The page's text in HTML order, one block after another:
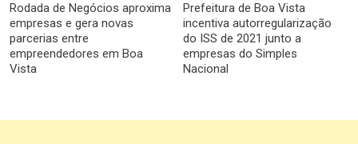
Rodada de Negócios aproxima
empresas e gera novas
parcerias entre
empreendedores em Boa
Vista
Prefeitura de Boa Vista
incentiva autorregularização
do ISS de 2021 junto a
empresas do Simples
Nacional